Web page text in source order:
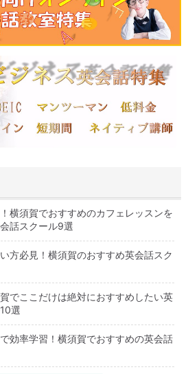
横須賀でおすすめのカフェレッスンを
話スクール9選
方必見！横須賀のおすすめ英会話スク
賀でここだけは絶対におすすめしたい英
選
効率学習！横須賀でおすすめの英会話